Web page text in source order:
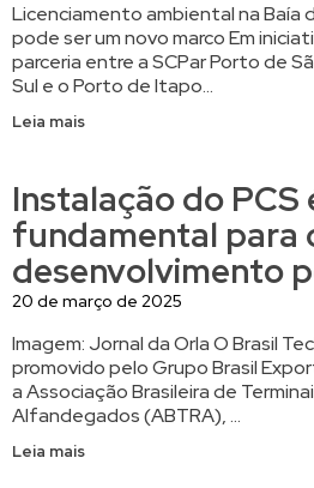
Licenciamento ambiental na Baía
pode ser um novo marco Em
parceria entre a SCPar Porto de
Sul e o Porto de Itapo...
Leia mais
Instalação do PCS
fundamental para
desenvolvimento
20 de março de 2025
Imagem: Jornal da Orla O Brasil
promovido pelo Grupo Brasil
a Associação Brasileira de
Alfandegados (ABTRA), ...
Leia mais